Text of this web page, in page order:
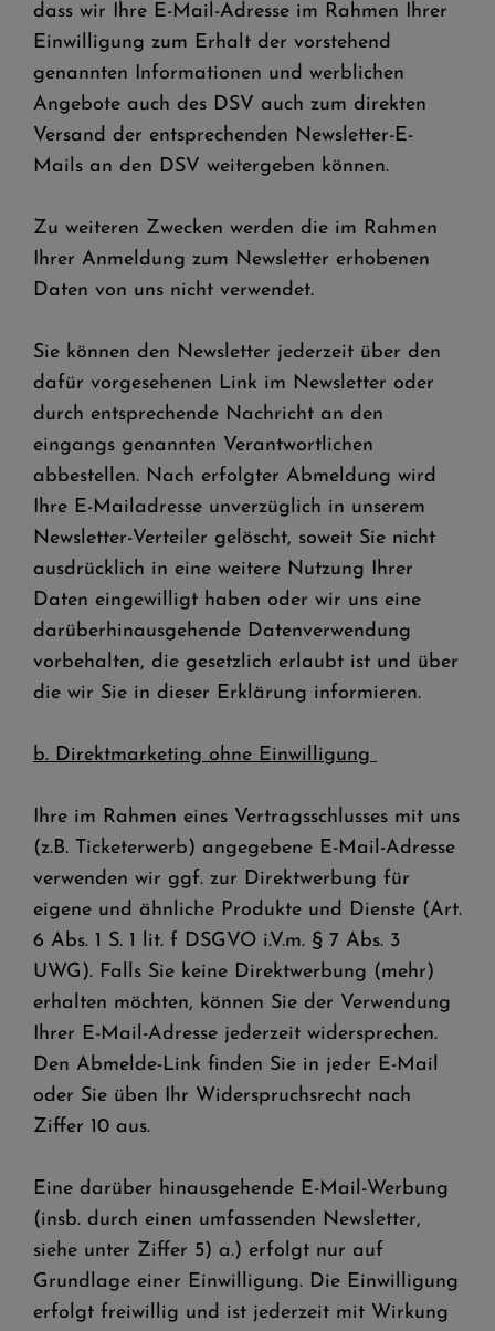
dass wir Ihre E-Mail-Adresse im Rahmen Ihrer
Einwilligung zum Erhalt der vorstehend
genannten Informationen und werblichen
Angebote auch des DSV auch zum direkten
Versand der entsprechenden Newsletter-E-
Mails an den DSV weitergeben können.
Zu weiteren Zwecken werden die im Rahmen
Ihrer Anmeldung zum Newsletter erhobenen
Daten von uns nicht verwendet.
Sie können den Newsletter jederzeit über den
dafür vorgesehenen Link im Newsletter oder
durch entsprechende Nachricht an den
eingangs genannten Verantwortlichen
abbestellen. Nach erfolgter Abmeldung wird
Ihre E-Mailadresse unverzüglich in unserem
Newsletter-Verteiler gelöscht, soweit Sie nicht
ausdrücklich in eine weitere Nutzung Ihrer
Daten eingewilligt haben oder wir uns eine
darüberhinausgehende Datenverwendung
vorbehalten, die gesetzlich erlaubt ist und über
die wir Sie in dieser Erklärung informieren.
b. Direktmarketing ohne Einwilligung
Ihre im Rahmen eines Vertragsschlusses mit uns
(z.B. Ticketerwerb) angegebene E-Mail-Adresse
verwenden wir ggf. zur Direktwerbung für
eigene und ähnliche Produkte und Dienste (Art.
6 Abs. 1 S. 1 lit. f DSGVO i.V.m. § 7 Abs. 3
UWG). Falls Sie keine Direktwerbung (mehr)
erhalten möchten, können Sie der Verwendung
Ihrer E-Mail-Adresse jederzeit widersprechen.
Den Abmelde-Link finden Sie in jeder E-Mail
oder Sie üben Ihr Widerspruchsrecht nach
Ziffer 10 aus.
Eine darüber hinausgehende E-Mail-Werbung
(insb. durch einen umfassenden Newsletter,
siehe unter Ziffer 5) a.) erfolgt nur auf
Grundlage einer Einwilligung. Die Einwilligung
erfolgt freiwillig und ist jederzeit mit Wirkung